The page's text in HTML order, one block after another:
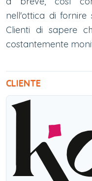
nell'ottica di fornire
Clienti di sapere
costantemente
CLIENTE